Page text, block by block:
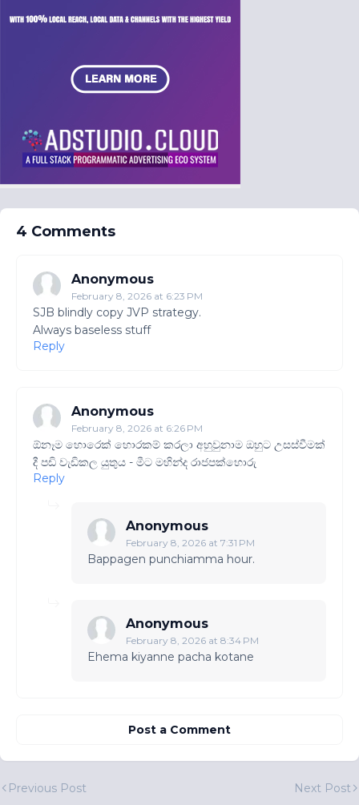
4 Comments
Anonymous
February 8, 2026 at 6:23 PM
SJB blindly copy JVP strategy.
Always baseless stuff
Reply
Anonymous
February 8, 2026 at 6:26 PM
ඕනෑම හොරෙක් හොරකම් කරලා අහුවුනාම ඔහුට උසස්වීමක්
දී පඩි වැඩිකල යුතුය - මීට මහින්ද රාජපක්හොරු
Reply
Anonymous
February 8, 2026 at 7:31 PM
Bappagen punchiamma hour.
Anonymous
February 8, 2026 at 8:34 PM
Ehema kiyanne pacha kotane
Post a Comment
Previous Post Next Post